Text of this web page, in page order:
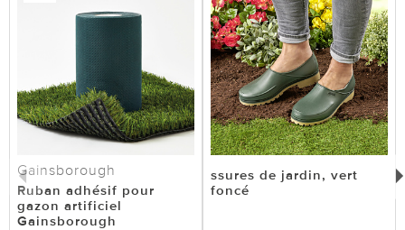
Gainsborough
Ruban adhésif pour
gazon artificiel
Gainsborough
ssures de jardin, vert
foncé